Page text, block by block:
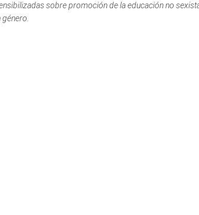
sobre promoción de la educación no
género.